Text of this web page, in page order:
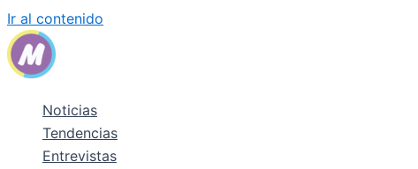
Ir al contenido
Noticias
Tendencias
Entrevistas